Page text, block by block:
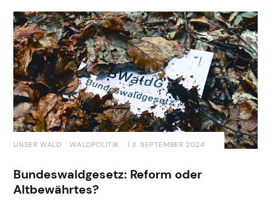
UNSER WALD WALDPOLITIK | 3. SEPTEMBER 2024
Bundeswaldgesetz: Reform oder
Altbewährtes?